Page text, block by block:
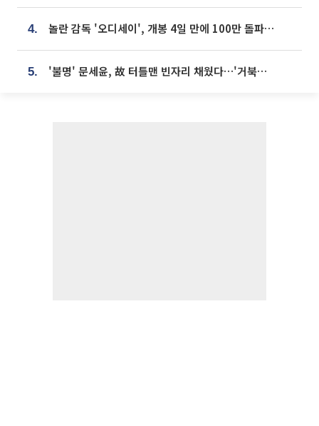
4. 놀란 감독 '오디세이', 개봉 4일 만에 100만 돌파⋯'왕사남' 보다 빠르다
5. '불명' 문세윤, 故 터틀맨 빈자리 채웠다…'거북이' 눈물의 최종 우승